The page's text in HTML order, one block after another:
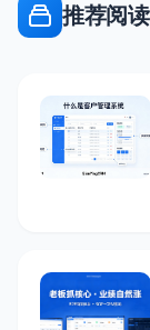
推荐阅读